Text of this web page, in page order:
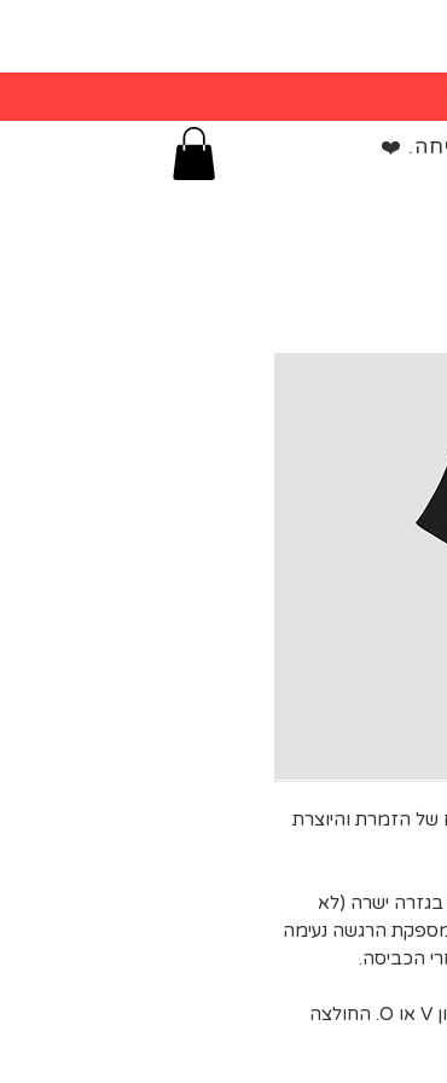
❤️
של הזמרת והיוצרת
בגזרה ישרה (לא
הרגשה נעימה
הכביסה.
בגזרת נשים קלאסית (צמודה מעט במתניים) ובעלת צווארון V או O. החולצה